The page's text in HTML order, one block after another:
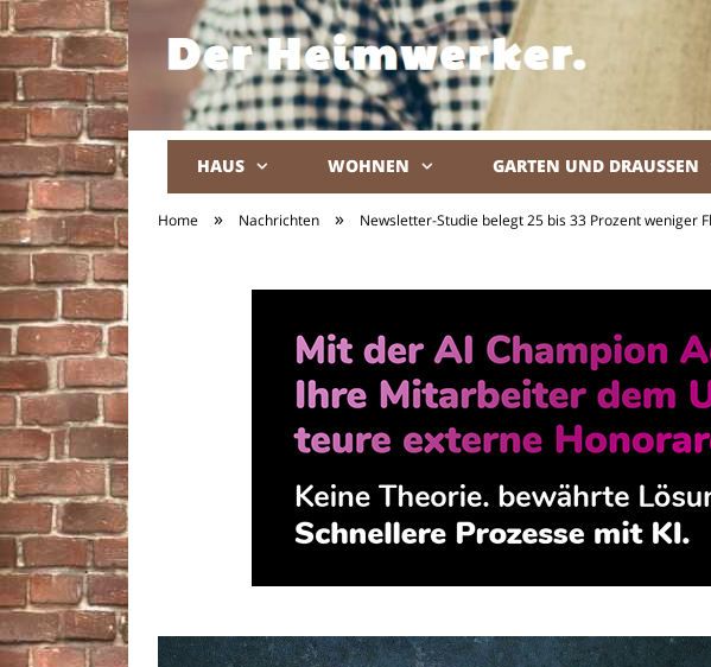
HAUS WOHNEN GARTEN UND DRAUSSEN
Home » Nachrichten » Newsletter-Studie belegt 25 bis 33 Prozent weniger